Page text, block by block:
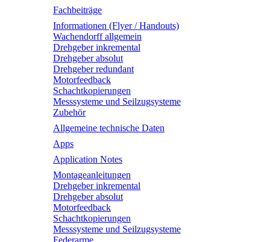
Fachbeiträge
Informationen (Flyer / Handouts)
Wachendorff allgemein
Drehgeber inkremental
Drehgeber absolut
Drehgeber redundant
Motorfeedback
Schachtkopierungen
Messsysteme und Seilzugsysteme
Zubehör
Allgemeine technische Daten
Apps
Application Notes
Montageanleitungen
Drehgeber inkremental
Drehgeber absolut
Motorfeedback
Schachtkopierungen
Messsysteme und Seilzugsysteme
Federarme